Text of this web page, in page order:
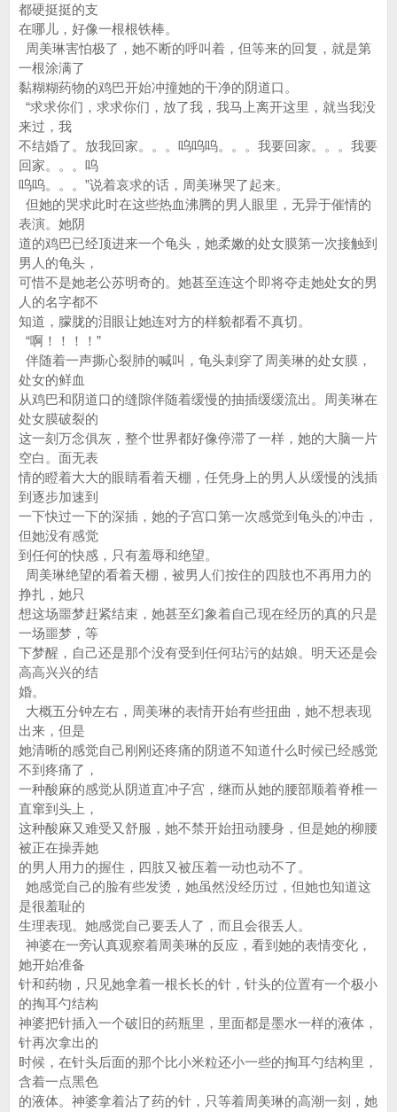
都硬挺挺的支
在哪儿，好像一根根铁棒。
周美琳害怕极了，她不断的呼叫着，但等来的回复，就是第
一根涂满了
黏糊糊药物的鸡巴开始冲撞她的干净的阴道口。
“求求你们，求求你们，放了我，我马上离开这里，就当我没
来过，我
不结婚了。放我回家。。。呜呜呜。。。我要回家。。。我要
回家。。。呜
呜呜。。。”说着哀求的话，周美琳哭了起来。
但她的哭求此时在这些热血沸腾的男人眼里，无异于催情的
表演。她阴
道的鸡巴已经顶进来一个龟头，她柔嫩的处女膜第一次接触到
男人的龟头，
可惜不是她老公苏明奇的。她甚至连这个即将夺走她处女的男
人的名字都不
知道，朦胧的泪眼让她连对方的样貌都看不真切。
“啊！！！！”
伴随着一声撕心裂肺的喊叫，龟头刺穿了周美琳的处女膜，
处女的鲜血
从鸡巴和阴道口的缝隙伴随着缓慢的抽插缓缓流出。周美琳在
处女膜破裂的
这一刻万念俱灰，整个世界都好像停滞了一样，她的大脑一片
空白。面无表
情的瞪着大大的眼睛看着天棚，任凭身上的男人从缓慢的浅插
到逐步加速到
一下快过一下的深插，她的子宫口第一次感觉到龟头的冲击，
但她没有感觉
到任何的快感，只有羞辱和绝望。
周美琳绝望的看着天棚，被男人们按住的四肢也不再用力的
挣扎，她只
想这场噩梦赶紧结束，她甚至幻象着自己现在经历的真的只是
一场噩梦，等
下梦醒，自己还是那个没有受到任何玷污的姑娘。明天还是会
高高兴兴的结
婚。
大概五分钟左右，周美琳的表情开始有些扭曲，她不想表现
出来，但是
她清晰的感觉自己刚刚还疼痛的阴道不知道什么时候已经感觉
不到疼痛了，
一种酸麻的感觉从阴道直冲子宫，继而从她的腰部顺着脊椎一
直窜到头上，
这种酸麻又难受又舒服，她不禁开始扭动腰身，但是她的柳腰
被正在操弄她
的男人用力的握住，四肢又被压着一动也动不了。
她感觉自己的脸有些发烫，她虽然没经历过，但她也知道这
是很羞耻的
生理表现。她感觉自己要丢人了，而且会很丢人。
神婆在一旁认真观察着周美琳的反应，看到她的表情变化，
她开始准备
针和药物，只见她拿着一根长长的针，针头的位置有一个极小
的掏耳勺结构
神婆把针插入一个破旧的药瓶里，里面都是墨水一样的液体，
针再次拿出的
时候，在针头后面的那个比小米粒还小一些的掏耳勺结构里，
含着一点黑色
的液体。神婆拿着沾了药的针，只等着周美琳的高潮一刻，她